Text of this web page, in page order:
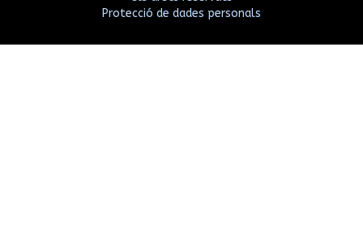
Protecció de dades personals